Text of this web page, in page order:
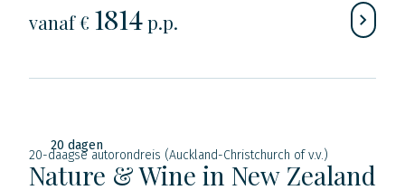
vanaf € 1814p.p.
20 dagen
20-daagse autorondreis (Auckland-Christchurch of v.v.)
Nature & Wine in New Zealand